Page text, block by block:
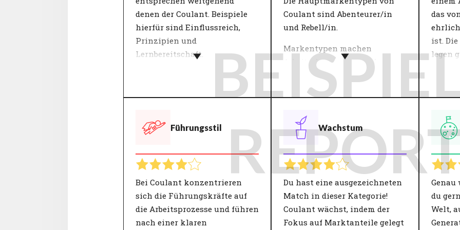
denen der Coulant. Beispiele
hierfür sind Einflussreich,
Prinzipien und
Lernbereitschaft.
Die meisten Organisationen
definieren ihre Werte, indem
sie in einer Reihe von
beschreiben, wofür das
Unternehmen steht. Wichtige
Entscheidungen werden
anhand dieser "Kernwerte"
überprüft. Die Werte einer
Organisation geben Kunden
und Mitarbeitenden Einblick
in die Verhaltensweisen, die
Coulant sind Abenteurer/in
und Rebell/in.
Markentypen machen
Arbeitgebermarken und
Menschen leichter
verständlich. Die 12 von
CompanyMatch verwendeten
Charakterisierungen werden
durch eine Auswahl von
Werten gebildet, die zusammen
eine charakteristische
Identität darstellen. Sowohl
Menschen als auch
Organisationen haben ihre
eigene, einzigartige
Zusammensetzung dieser
das
ist.
legen
um
Eine
Führungsstil
Bei Coulant konzentrieren
sich die Führungskräfte auf
die Arbeitsprozesse und führen
nach einer klaren
Wachstum
Du hast eine ausgezeichneten
Match in dieser Kategorie!
Coulant wächst, indem der
Fokus auf Marktanteile gelegt
Genau
du
Welt,